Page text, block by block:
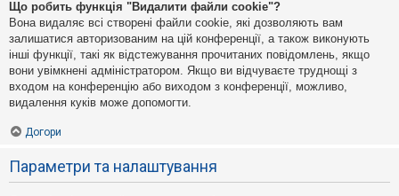
Що робить функція "Видалити файли cookie"?
Вона видаляє всі створені файли cookie, які дозволяють вам
залишатися авторизованим на цій конференції, а також виконують
інші функції, такі як відстежування прочитаних повідомлень, якщо
вони увімкнені адміністратором. Якщо ви відчуваєте труднощі з
входом на конференцію або виходом з конференції, можливо,
видалення куків може допомогти.
Догори
Параметри та налаштування